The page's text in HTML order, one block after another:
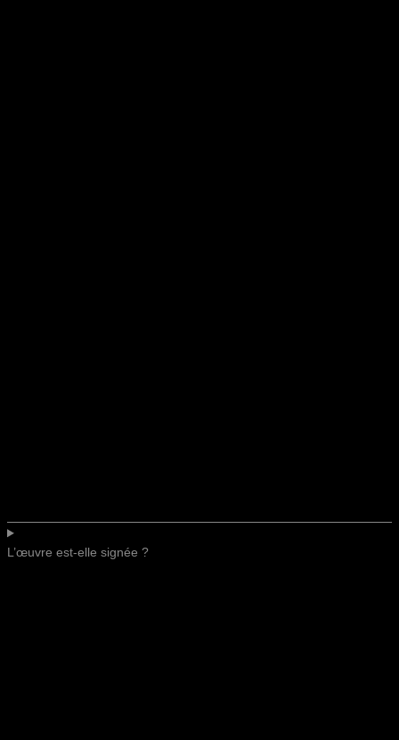
L’œuvre est-elle signée ?